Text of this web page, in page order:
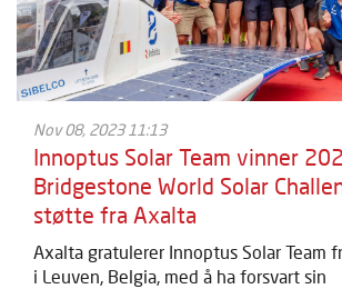
Nov 08, 2023 11:13
Innoptus Solar Team vinner
Bridgestone World Solar
støtte fra Axalta
Axalta gratulerer Innoptus Solar Team
i Leuven, Belgia, med å ha forsvart sin